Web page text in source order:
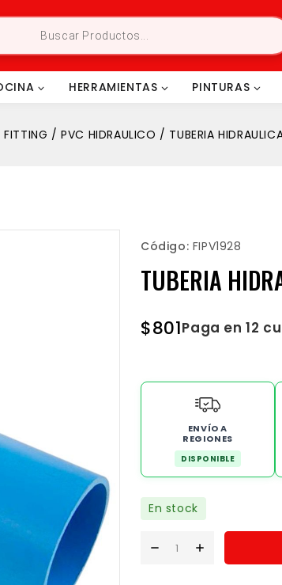
HERRAMIENTAS PINTURAS
FITTING / PVC HIDRAULICO / TUBERIA
Código: FIPV1928
TUBERIA
$801Paga en 12
ENVÍO A
REGIONES
DISPONIBLE
En stock